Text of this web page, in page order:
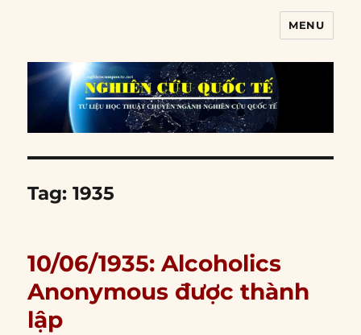
MENU
Tag:1935
10/06/1935: Alcoholics
Anonymous được thành
lập